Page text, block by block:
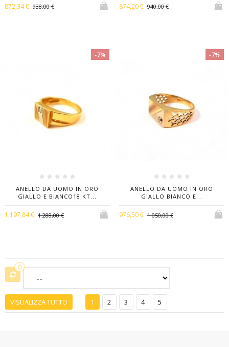
872,34 € 938,00 € 874,20 € 940,00 €
-7%
ANELLO DA UOMO IN ORO
GIALLO E BIANCO18 KT...
1 197,84 € 1 288,00 €
-7%
ANELLO DA UOMO IN ORO
GIALLO BIANCO E...
976,50 € 1 050,00 €
0
VISUALIZZA TUTTO 1 2 3 4 5